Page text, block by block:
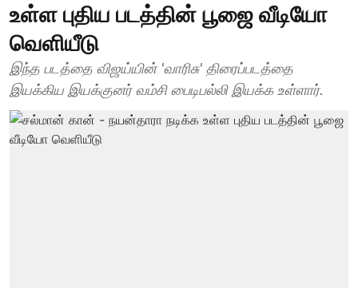
உள்ள புதிய படத்தின் பூஜை வீடியோ
வெளியீடு
இந்த படத்தை விஜய்யின் 'வாரிசு' திரைப்படத்தை
இயக்கிய இயக்குனர் வம்சி பைடிபல்லி இயக்க உள்ளார்.